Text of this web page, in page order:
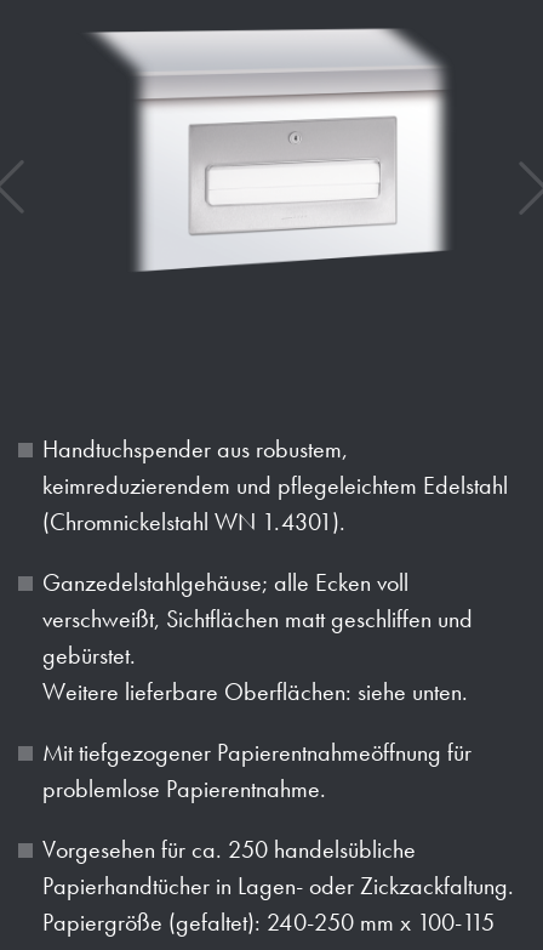
Handtuchspender aus robustem,
keimreduzierendem und pflegeleichtem Edelstahl
(Chromnickelstahl WN 1.4301).
Ganzedelstahlgehäuse; alle Ecken voll
verschweißt, Sichtflächen matt geschliffen und
gebürstet.
Weitere lieferbare Oberflächen: siehe unten.
Mit tiefgezogener Papierentnahmeöffnung für
problemlose Papierentnahme.
Vorgesehen für ca. 250 handelsübliche
Papierhandtücher in Lagen- oder Zickzackfaltung.
Papiergröße (gefaltet): 240-250 mm x 100-115